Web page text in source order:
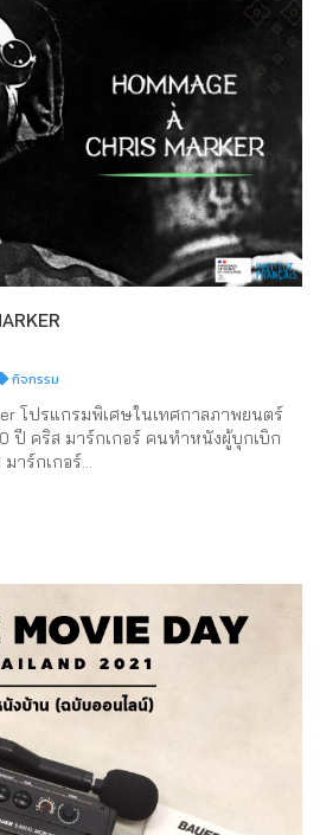
กิจกรรม
โปรแกรมพิเศษในเทศกาลภาพยนตร์
ปี คริส มาร์กเกอร์ คนทำหนังผู้บุกเบิก
าร์กเกอร์...